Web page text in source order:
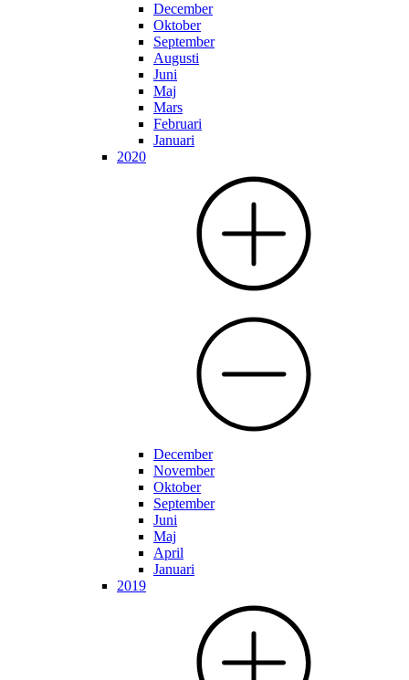
December
Oktober
September
Augusti
Juni
Maj
Mars
Februari
Januari
2020
December
November
Oktober
September
Juni
Maj
April
Januari
2019